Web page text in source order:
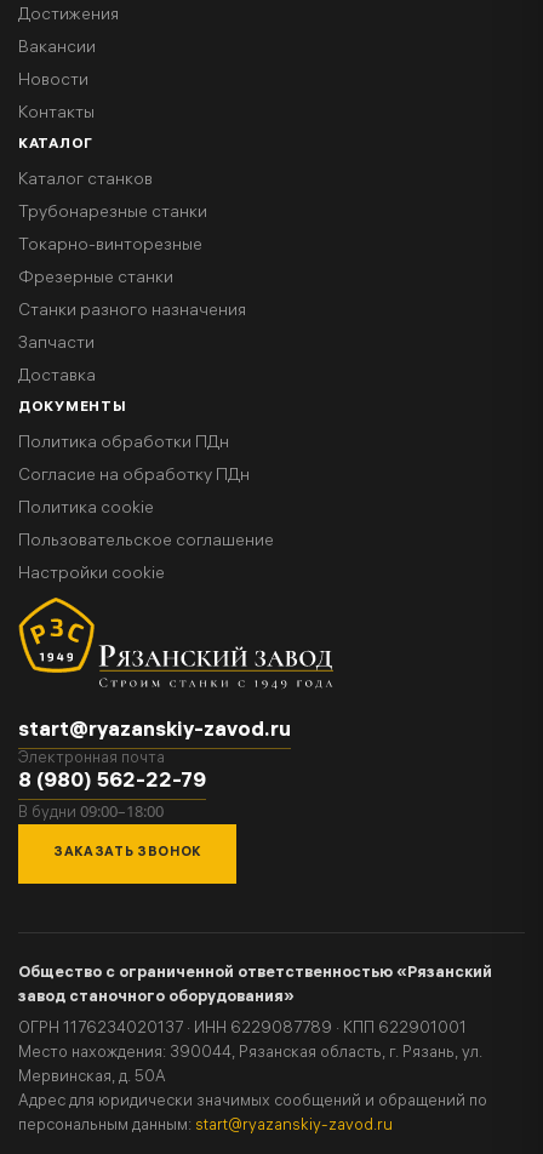
start@ryazanskiy-zavod.ru
Электронная почта
8 (980) 562-22-79
В будни 09:00–18:00
ЗАКАЗАТЬ ЗВОНОК
Достижения
Вакансии
Новости
Контакты
КАТАЛОГ
Каталог станков
Трубонарезные станки
Токарно-винторезные
Фрезерные станки
Станки разного назначения
Запчасти
Доставка
ДОКУМЕНТЫ
Политика обработки ПДн
Согласие на обработку ПДн
Политика cookie
Пользовательское соглашение
Настройки cookie
Общество с ограниченной ответственностью «Рязанский
завод станочного оборудования»
ОГРН 1176234020137 · ИНН 6229087789 · КПП 622901001
Место нахождения: 390044, Рязанская область, г. Рязань, ул.
Мервинская, д. 50А
Адрес для юридически значимых сообщений и обращений по
персональным данным: start@ryazanskiy-zavod.ru